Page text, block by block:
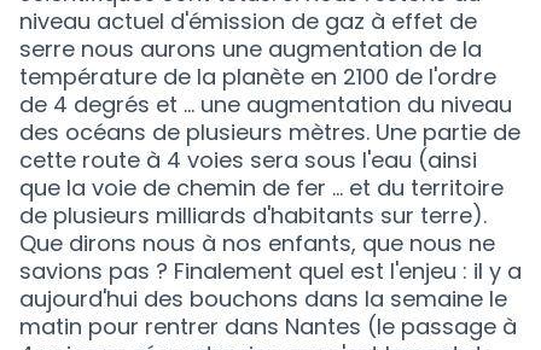
niveau actuel d'émission de gaz à effet de
serre nous aurons une augmentation de la
température de la planète en 2100 de l'ordre
de 4 degrés et ... une augmentation du niveau
des océans de plusieurs mètres. Une partie de
cette route à 4 voies sera sous l'eau (ainsi
que la voie de chemin de fer ... et du territoire
de plusieurs milliards d'habitants sur terre).
Que dirons nous à nos enfants, que nous ne
savions pas ? Finalement quel est l'enjeu : il y a
aujourd'hui des bouchons dans la semaine le
matin pour rentrer dans Nantes (le passage à